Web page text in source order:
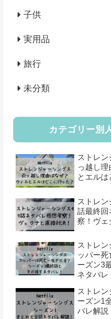
子供
実用品
旅行
未分類
カテゴリー別
ストレン
っ越し
とエルは
ストレン
話最終回
察！ヴェ
ストレン
ッパー死
ーズン3
ネタバレ
ストレン
ーズン1
バレ解説